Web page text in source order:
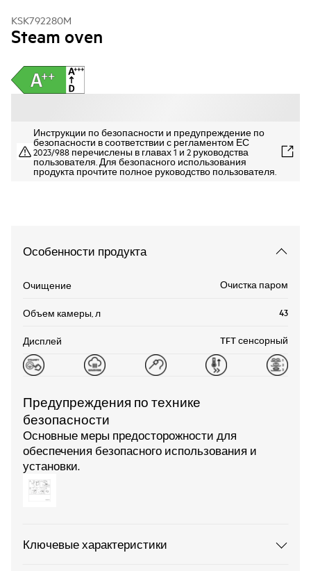
KSK792280M
Steam oven
Инструкции по безопасности и предупреждение по
безопасности в соответствии с регламентом ЕС
2023/988 перечислены в главах 1 и 2 руководства
пользователя. Для безопасного использования
продукта прочтите полное руководство пользователя.
Особенности продукта
Очищение Очистка паром
Объем камеры, л 43
Дисплей TFT сенсорный
Предупреждения по технике
безопасности
Основные меры предосторожности для
обеспечения безопасного использования и
установки.
Ключевые характеристики